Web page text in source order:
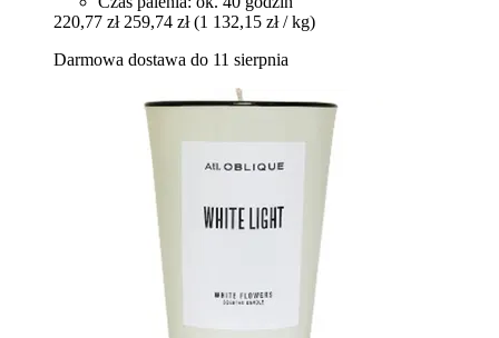
220,77 zł 259,74 zł (1 132,15 zł / kg)
Darmowa dostawa do 11 sierpnia